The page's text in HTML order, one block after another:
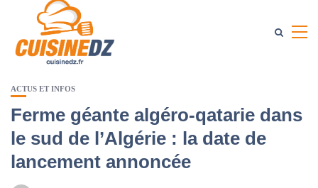
ACTUS ET INFOS
Ferme géante algéro-qatarie dans
le sud de l’Algérie : la date de
lancement annoncée